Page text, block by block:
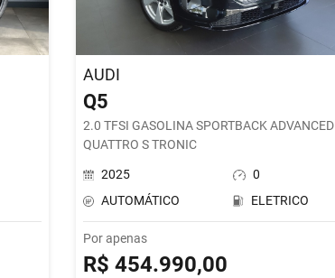
AUDI
Q5
2.0 TFSI GASOLINA SPORTBACK ADVANCED
QUATTRO S TRONIC
2025
0
AUTOMÁTICO
ELETRICO
Por apenas
R$ 454.990,00